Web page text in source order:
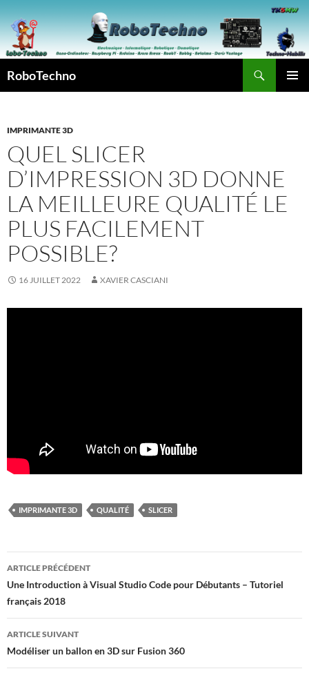
au
contenu
RoboTechno
IMPRIMANTE 3D
QUEL SLICER
D’IMPRESSION 3D DONNE
LA MEILLEURE QUALITÉ LE
PLUS FACILEMENT
POSSIBLE?
16 JUILLET 2022 XAVIER CASCIANI
IMPRIMANTE 3D QUALITÉ SLICER
Navigation
des
articles
ARTICLE PRÉCÉDENT
Une Introduction à Visual Studio Code pour Débutants – Tutoriel
français 2018
ARTICLE SUIVANT
Modéliser un ballon en 3D sur Fusion 360